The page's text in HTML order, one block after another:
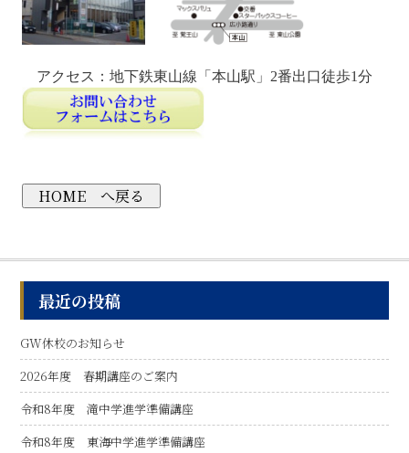
アクセス：地下鉄東山線「本山駅」2番出口徒歩1分
HOME へ戻る
最近の投稿
GW休校のお知らせ
2026年度 春期講座のご案内
令和8年度 滝中学進学準備講座
令和8年度 東海中学進学準備講座